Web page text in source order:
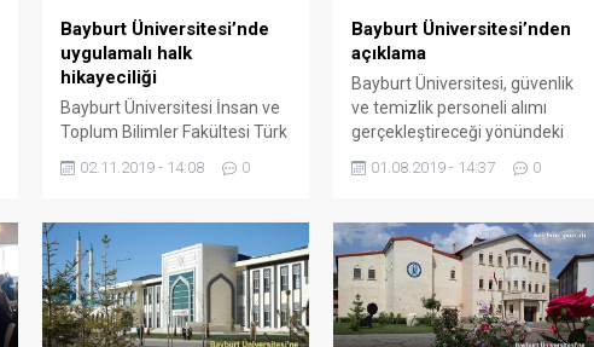
Bayburt Üniversitesi’nde
uygulamalı halk
hikayeciliği
Bayburt Üniversitesi İnsan ve
Toplum Bilimler Fakültesi Türk
uygulamalı halk bilimi dersi
Bilimler Fakültesi Türk Halk
Edebiyatı dersine katılan
hikayeci İsmail Öksüz, Türk Dili
ve Edebiyatı Bölümü 3. Sınıf
öğrencilerine hikaye anlattı.
02.11.2019 - 14:08 0
Bayburt Üniversitesi’nden
açıklama
Bayburt Üniversitesi, güvenlik
ve temizlik personeli alımı
gerçekleştireceği yönündeki
açıklamasıyla yalanladı.
dönemlerde kaynağı belirsiz
bir bilgi olarak kamuoyu
hislerini ve beklentilerini yanlış
yönlendirme gücüne erişen
‘Bayburt Üniversitesi’nin
01.08.2019 - 14:37 0